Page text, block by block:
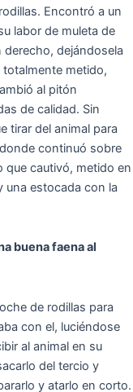
Encontró a un
labor de muleta de
dejándosela
totalmente metido,
al pitón
de calidad. Sin
tirar del animal para
continuó sobre
cautivó, metido en
una estocada con la
buena faena al
de rodillas para
con el, luciéndose
al animal en su
del tercio y
y atarlo en corto.